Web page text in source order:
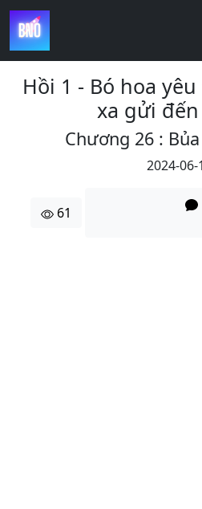
Hồi 1 - Bó hoa
xa gửi
Chương 26 :
2024-06-
61